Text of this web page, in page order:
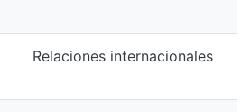
Relaciones internacionales